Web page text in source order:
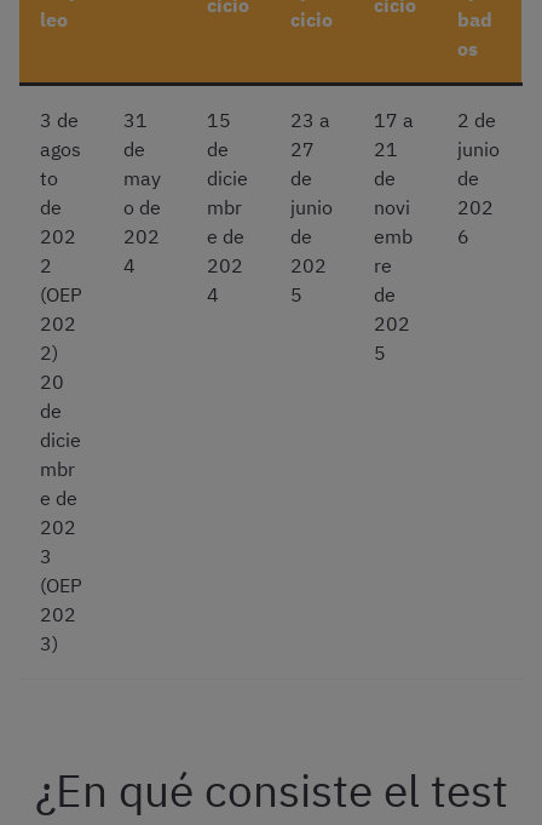
leo
cicio
bad
os
3 de
agos
to
de
202
2
(OEP
202
2)
20
de
dicie
mbr
e de
202
3
(OEP
202
3)
31
de
may
o de
202
4
15
de
dicie
mbr
e de
202
4
23 a
27
de
junio
de
202
5
17 a
21
de
novi
emb
re
de
202
5
2 de
junio
de
202
6
¿En qué consiste el test